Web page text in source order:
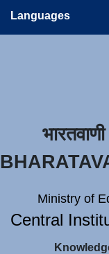
Languages
भारतवाणी
Ministry of
Central